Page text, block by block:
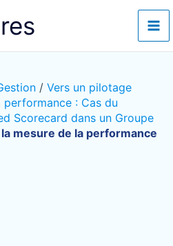
/ Vers un pilotage
: Cas du
Scorecard dans un Groupe
mesure de la performance